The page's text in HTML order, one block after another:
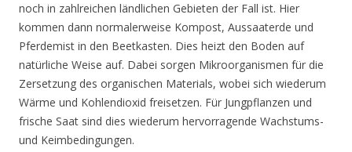
noch in zahlreichen ländlichen Gebieten der Fall ist. Hier
kommen dann normalerweise Kompost, Aussaaterde und
Pferdemist in den Beetkasten. Dies heizt den Boden auf
natürliche Weise auf. Dabei sorgen Mikroorganismen für die
Zersetzung des organischen Materials, wobei sich wiederum
Wärme und Kohlendioxid freisetzen. Für Jungpflanzen und
frische Saat sind dies wiederum hervorragende Wachstums-
und Keimbedingungen.